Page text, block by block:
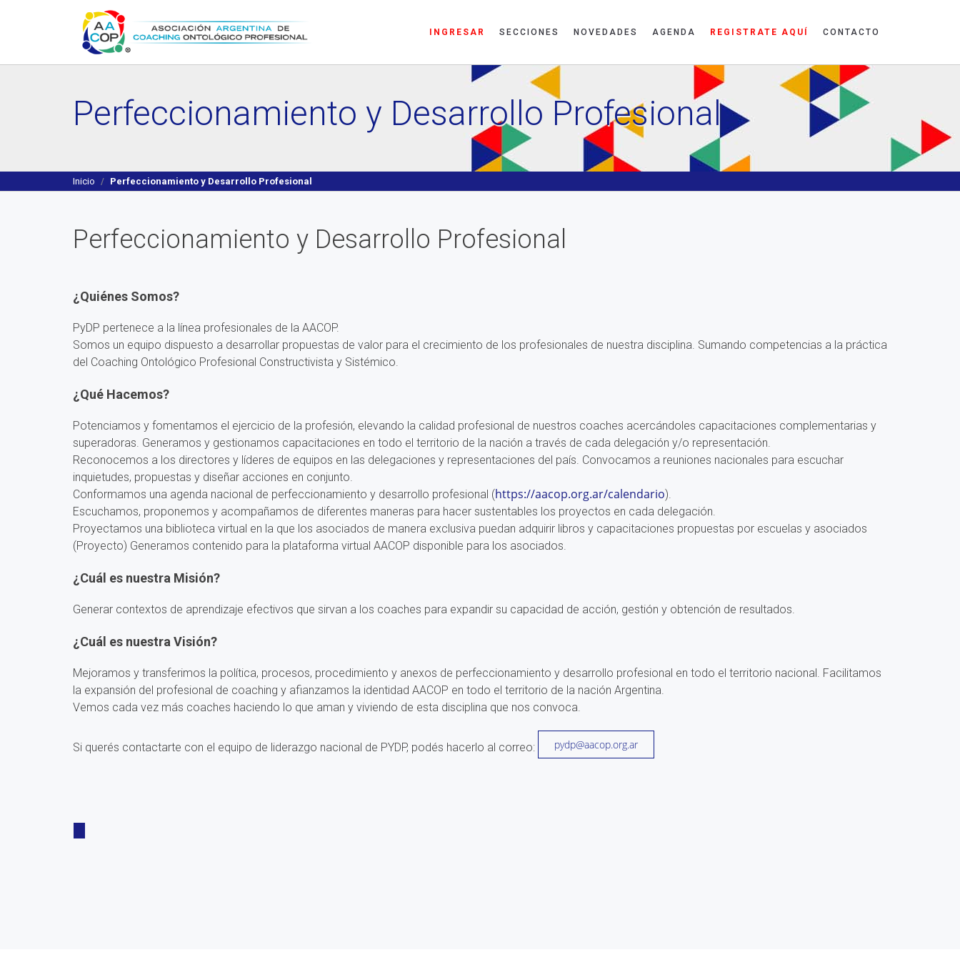
INGRESAR SECCIONES NOVEDADES AGENDA REGISTRATE AQUÍ CONTACTO
Perfeccionamiento y Desarrollo Profesional
Inicio Perfeccionamiento y Desarrollo Profesional
Perfeccionamiento y Desarrollo Profesional
¿Quiénes Somos?
PyDP pertenece a la línea profesionales de la AACOP.
Somos un equipo dispuesto a desarrollar propuestas de valor para el crecimiento de los profesionales de nuestra disciplina. Sumando competencias a la práctica
del Coaching Ontológico Profesional Constructivista y Sistémico.
¿Qué Hacemos?
Potenciamos y fomentamos el ejercicio de la profesión, elevando la calidad profesional de nuestros coaches acercándoles capacitaciones complementarias y
superadoras. Generamos y gestionamos capacitaciones en todo el territorio de la nación a través de cada delegación y/o representación.
Reconocemos a los directores y líderes de equipos en las delegaciones y representaciones del país. Convocamos a reuniones nacionales para escuchar
inquietudes, propuestas y diseñar acciones en conjunto.
Conformamos una agenda nacional de perfeccionamiento y desarrollo profesional (https://aacop.org.ar/calendario).
Escuchamos, proponemos y acompañamos de diferentes maneras para hacer sustentables los proyectos en cada delegación.
Proyectamos una biblioteca virtual en la que los asociados de manera exclusiva puedan adquirir libros y capacitaciones propuestas por escuelas y asociados
(Proyecto) Generamos contenido para la plataforma virtual AACOP disponible para los asociados.
¿Cuál es nuestra Misión?
Generar contextos de aprendizaje efectivos que sirvan a los coaches para expandir su capacidad de acción, gestión y obtención de resultados.
¿Cuál es nuestra Visión?
Mejoramos y transferimos la política, procesos, procedimiento y anexos de perfeccionamiento y desarrollo profesional en todo el territorio nacional. Facilitamos
la expansión del profesional de coaching y afianzamos la identidad AACOP en todo el territorio de la nación Argentina.
Vemos cada vez más coaches haciendo lo que aman y viviendo de esta disciplina que nos convoca.
Si querés contactarte con el equipo de liderazgo nacional de PYDP, podés hacerlo al correo: pydp@aacop.org.ar